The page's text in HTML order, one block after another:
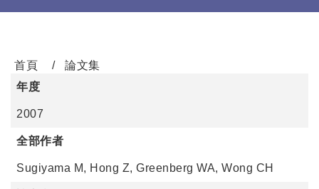
首頁
論文集
年度
2007
全部作者
Sugiyama M, Hong Z, Greenberg WA, Wong CH